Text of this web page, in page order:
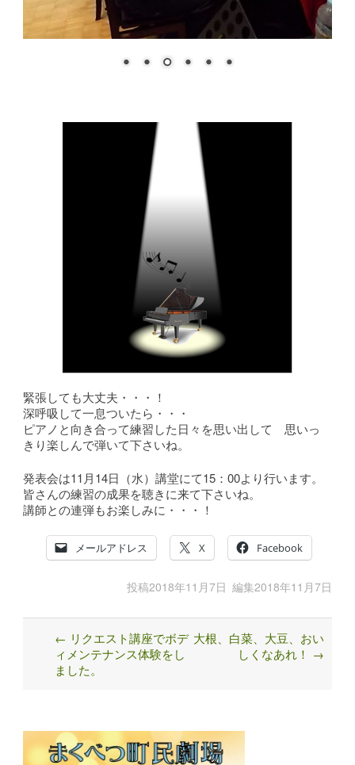
緊張しても大丈夫・・・！
深呼吸して一息ついたら・・・
ピアノと向き合って練習した日々を思い出して 思いっ
きり楽しんで弾いて下さいね。
講師との連弾もお楽しみに・・・！
メールアドレス X Facebook
投稿 2018年11月7日 編集 2018年11月7日
navigation
ィメンテナンス体験をし
ました。
しくなあれ！→